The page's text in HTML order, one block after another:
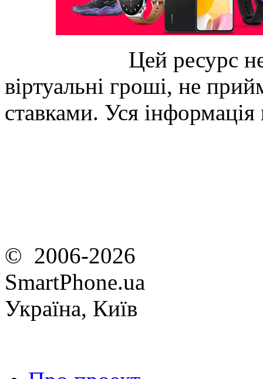
Цей ресурс
віртуальні гроші, не
ставками. Уся
© 2006-2026
SmartPhone.ua
Україна, Київ